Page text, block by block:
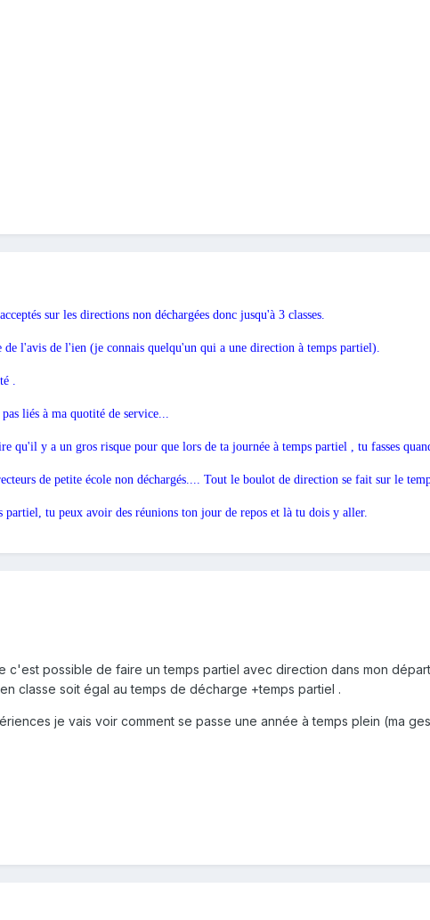
sur les directions non déchargées donc jusqu'à 3 classes.
de l'avis de l'ien (je connais quelqu'un qui a une direction à temps partiel).
.
liés à ma quotité de service...
qu'il y a un gros risque pour que lors de ta journée à temps partiel , tu fasses
de petite école non déchargés.... Tout le boulot de direction se fait sur le
partiel, tu peux avoir des réunions ton jour de repos et là tu dois y aller.
c'est possible de faire un temps partiel avec direction dans mon
classe soit égal au temps de décharge +temps partiel .
je vais voir comment se passe une année à temps plein (ma